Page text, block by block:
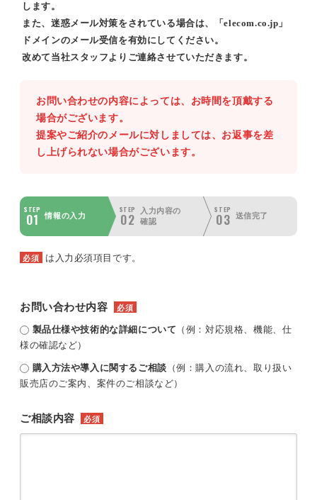
します。
また、迷惑メール対策をされている場合は、「elecom.co.jp」
ドメインのメール受信を有効にしてください。
改めて当社スタッフよりご連絡させていただきます。
お問い合わせの内容によっては、お時間を頂戴する
場合がございます。
提案やご紹介のメールに対しましては、お返事を差
し上げられない場合がございます。
STEP
01 情報の入力
STEP
02
入力内容の
確認
STEP
03 送信完了
必須 は入力必須項目です。
お問い合わせ内容 必須
製品仕様や技術的な詳細について （例：対応規格、機能、仕
様の確認など）
購入方法や導入に関するご相談 （例：購入の流れ、取り扱い
販売店のご案内、案件のご相談など）
ご相談内容 必須